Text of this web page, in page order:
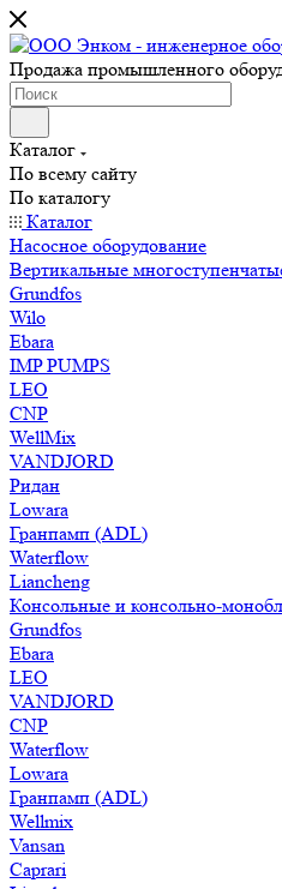
Продажа промышленного
Каталог
По всему сайту
По каталогу
Каталог
Насосное оборудование
Вертикальные
Grundfos
Wilo
Ebara
IMP PUMPS
LEO
CNP
WellMix
VANDJORD
Ридан
Lowara
Гранпамп (ADL)
Waterflow
Liancheng
Консольные и консольно-
Grundfos
Ebara
LEO
VANDJORD
CNP
Waterflow
Lowara
Гранпамп (ADL)
Wellmix
Vansan
Caprari